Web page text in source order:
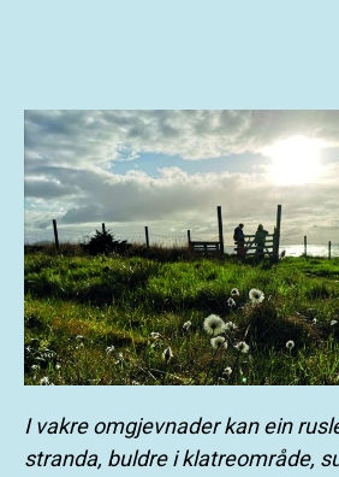
I vakre omgjevnader kan ein
stranda, buldre i klatreområde,